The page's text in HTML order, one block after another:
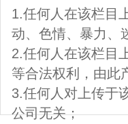
1.任何人在该栏目
动、色情、暴力、
2.任何人在该栏目
等合法权利，由此
3.任何人对上传于
公司无关；